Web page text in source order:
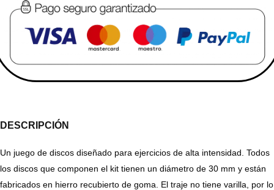
DESCRIPCIÓN
Un juego de discos diseñado para ejercicios de alta intensidad. Todos
los discos que componen el kit tienen un diámetro de 30 mm y están
fabricados en hierro recubierto de goma. El traje no tiene varilla, por lo